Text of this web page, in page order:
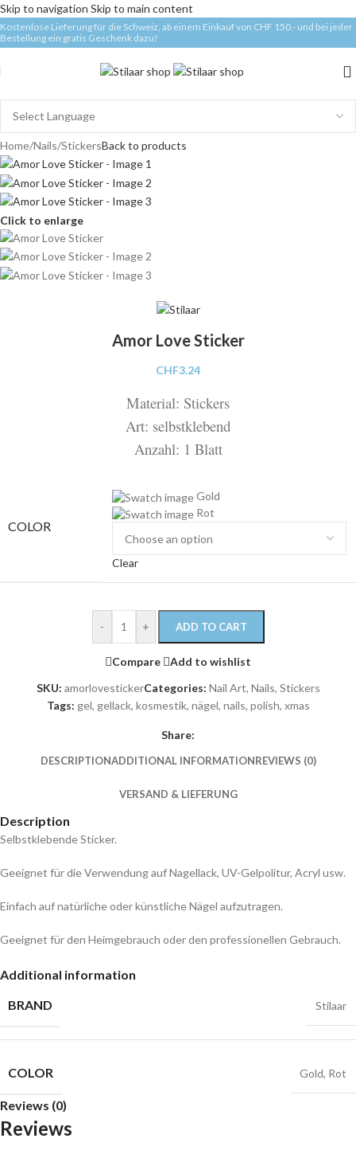
Skip to navigation Skip to main content
Kostenlose Lieferung für die Schweiz, ab einem Einkauf von CHF 150.- und bei jeder
Bestellung ein gratis Geschenk dazu!
Home/Nails/StickersBack to products
Click to enlarge
Amor Love Sticker
CHF3.24
Material: Stickers
Art: selbstklebend
Anzahl: 1 Blatt
COLOR
Gold
Rot
Clear
- + ADD TO CART
Compare
Add to wishlist
SKU: amorlovestickerCategories: Nail Art, Nails, Stickers
Tags: gel, gellack, kosmestik, nägel, nails, polish, xmas
Share:
DESCRIPTIONADDITIONAL INFORMATIONREVIEWS (0)
VERSAND & LIEFERUNG
Description
Selbstklebende Sticker.
Geeignet für die Verwendung auf Nagellack, UV-Gelpolitur, Acryl usw.
Einfach auf natürliche oder künstliche Nägel aufzutragen.
Geeignet für den Heimgebrauch oder den professionellen Gebrauch.
Additional information
BRAND
Stilaar
COLOR Gold, Rot
Reviews (0)
Reviews